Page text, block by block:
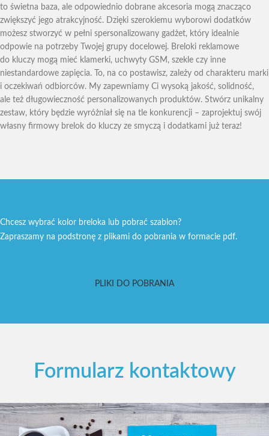
to świetna baza, ale odpowiednio dobrane akcesoria mogą znacząco
zwiększyć jego atrakcyjność. Dzięki szerokiemu wyborowi dodatków
możesz stworzyć w pełni spersonalizowany gadżet, który idealnie
odpowie na potrzeby Twojej grupy docelowej. Breloki reklamowe
do kluczy mogą mieć klamerki, uchwyty GSM, szekle czy inne
niestandardowe zapięcia. To, na co postawisz, zależy od charakteru marki
i oczekiwań odbiorców. My zapewniamy Ci wysoką jakość, solidność,
ale też długowieczność personalizowanych produktów. Stwórz unikalny
zestaw, który będzie wyróżniał się na tle konkurencji – zaprojektuj swój
własny firmowy brelok do kluczy ze smyczą i dodatkami już teraz!
Chcesz wybrać kolor breloka lub pobrać szablon?
Zapraszamy na podstronę z plikami do pobrania w formacie pdf.
PLIKI DO POBRANIA
Formularz kontaktowy